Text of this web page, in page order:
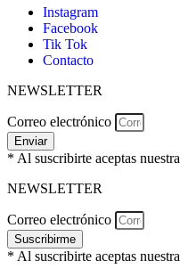
Instagram
Facebook
Tik Tok
Contacto
NEWSLETTER
Correo electrónico
Enviar
* Al suscribirte aceptas nuestra
NEWSLETTER
Correo electrónico
Suscribirme
* Al suscribirte aceptas nuestra